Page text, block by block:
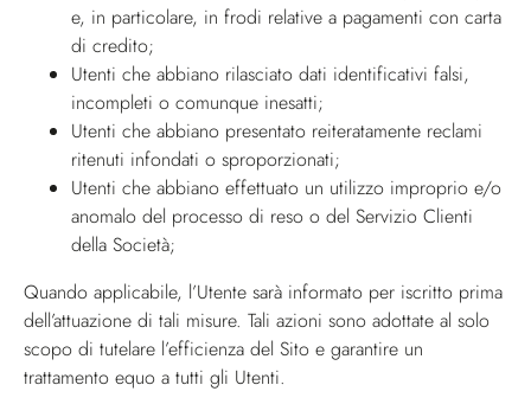
e, in particolare, in frodi relative a pagamenti con carta
di credito;
Utenti che abbiano rilasciato dati identificativi falsi,
incompleti o comunque inesatti;
Utenti che abbiano presentato reiteratamente reclami
ritenuti infondati o sproporzionati;
Utenti che abbiano effettuato un utilizzo improprio e/o
anomalo del processo di reso o del Servizio Clienti
della Società;
Quando applicabile, l’Utente sarà informato per iscritto prima
dell’attuazione di tali misure. Tali azioni sono adottate al solo
scopo di tutelare l’efficienza del Sito e garantire un
trattamento equo a tutti gli Utenti.